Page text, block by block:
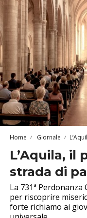
Home Giornale
L’Aquila, il
strada di
La 731ª
per riscoprire
forte richiamo ai